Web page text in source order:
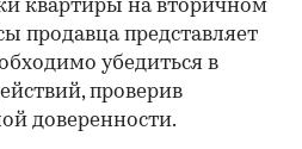
квартиры на вторичном
продавца представляет
убедиться в
проверив
доверенности.